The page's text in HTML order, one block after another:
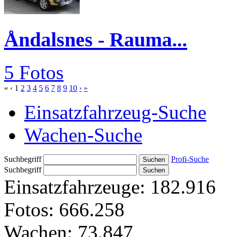
Åndalsnes - Rauma...
5 Fotos
« ‹ 1 2 3 4 5 6 7 8 9 10 › »
Einsatzfahrzeug-Suche
Wachen-Suche
Suchbegriff
Profi-Suche
Suchbegriff
Einsatzfahrzeuge: 182.916
Fotos: 666.258
Wachen: 73.847